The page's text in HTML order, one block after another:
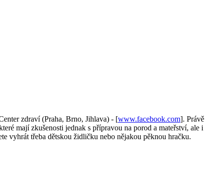
zdraví (Praha, Brno, Jihlava) - [www.facebook.com]. Právě
mají zkušenosti jednak s přípravou na porod a mateřství, ale i
vyhrát třeba dětskou židličku nebo nějakou pěknou hračku.